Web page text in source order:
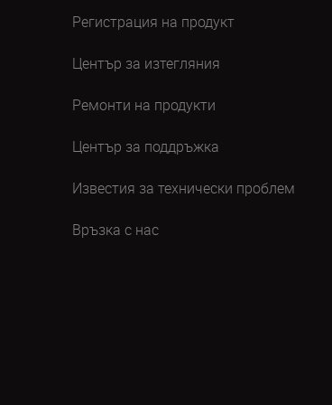
Регистрация на продукт
Център за изтегляния
Ремонти на продукти
Център за поддръжка
Известия за технически проблем
Връзка с нас